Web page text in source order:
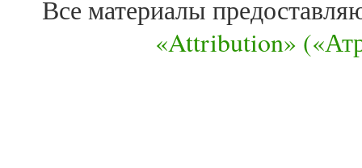
Все материалы
«Attribution»